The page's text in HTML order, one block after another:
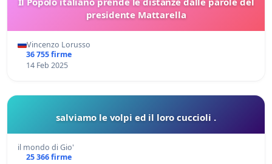
presidente Mattarella
Vincenzo Lorusso
36 755 firme
14 Feb 2025
salviamo le volpi ed il loro cuccioli .
il mondo di Gio'
25 366 firme